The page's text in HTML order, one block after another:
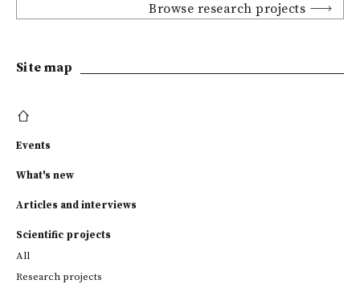
Browse research projects
Site map
Events
What's new
Articles and interviews
Scientific projects
All
Research projects